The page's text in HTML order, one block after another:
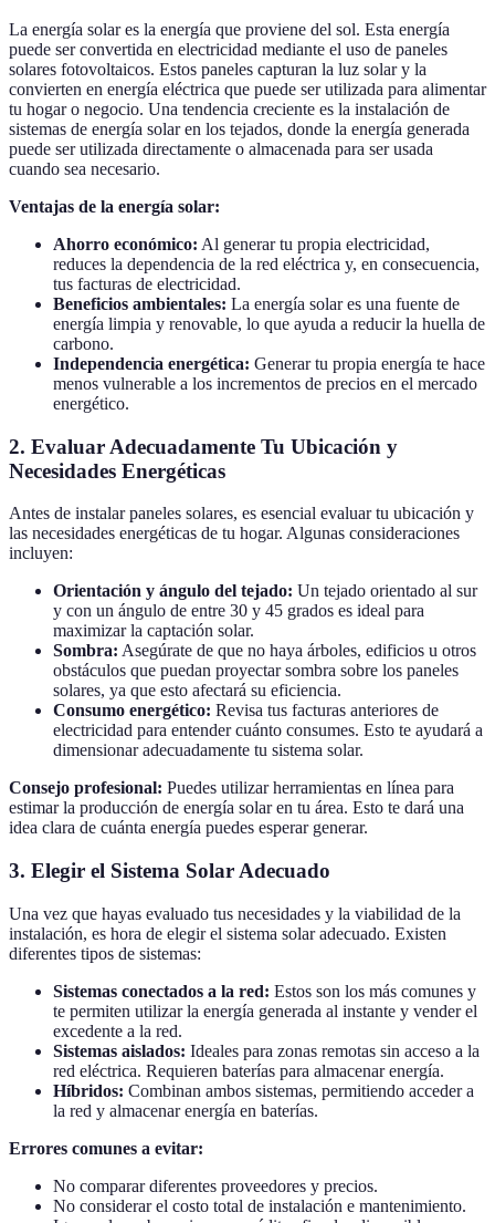
La energía solar es la energía que proviene del sol. Esta energía
puede ser convertida en electricidad mediante el uso de paneles
solares fotovoltaicos. Estos paneles capturan la luz solar y la
convierten en energía eléctrica que puede ser utilizada para alimentar
tu hogar o negocio. Una tendencia creciente es la instalación de
sistemas de energía solar en los tejados, donde la energía generada
puede ser utilizada directamente o almacenada para ser usada
cuando sea necesario.
Ventajas de la energía solar:
Ahorro económico: Al generar tu propia electricidad,
reduces la dependencia de la red eléctrica y, en consecuencia,
tus facturas de electricidad.
Beneficios ambientales: La energía solar es una fuente de
energía limpia y renovable, lo que ayuda a reducir la huella de
carbono.
Independencia energética: Generar tu propia energía te hace
menos vulnerable a los incrementos de precios en el mercado
energético.
2. Evaluar Adecuadamente Tu Ubicación y
Necesidades Energéticas
Antes de instalar paneles solares, es esencial evaluar tu ubicación y
las necesidades energéticas de tu hogar. Algunas consideraciones
incluyen:
Orientación y ángulo del tejado: Un tejado orientado al sur
y con un ángulo de entre 30 y 45 grados es ideal para
maximizar la captación solar.
Sombra: Asegúrate de que no haya árboles, edificios u otros
obstáculos que puedan proyectar sombra sobre los paneles
solares, ya que esto afectará su eficiencia.
Consumo energético: Revisa tus facturas anteriores de
electricidad para entender cuánto consumes. Esto te ayudará a
dimensionar adecuadamente tu sistema solar.
Consejo profesional: Puedes utilizar herramientas en línea para
estimar la producción de energía solar en tu área. Esto te dará una
idea clara de cuánta energía puedes esperar generar.
3. Elegir el Sistema Solar Adecuado
Una vez que hayas evaluado tus necesidades y la viabilidad de la
instalación, es hora de elegir el sistema solar adecuado. Existen
diferentes tipos de sistemas:
Sistemas conectados a la red: Estos son los más comunes y
te permiten utilizar la energía generada al instante y vender el
excedente a la red.
Sistemas aislados: Ideales para zonas remotas sin acceso a la
red eléctrica. Requieren baterías para almacenar energía.
Híbridos: Combinan ambos sistemas, permitiendo acceder a
la red y almacenar energía en baterías.
Errores comunes a evitar:
No comparar diferentes proveedores y precios.
No considerar el costo total de instalación e mantenimiento.